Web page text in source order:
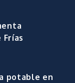
potable en